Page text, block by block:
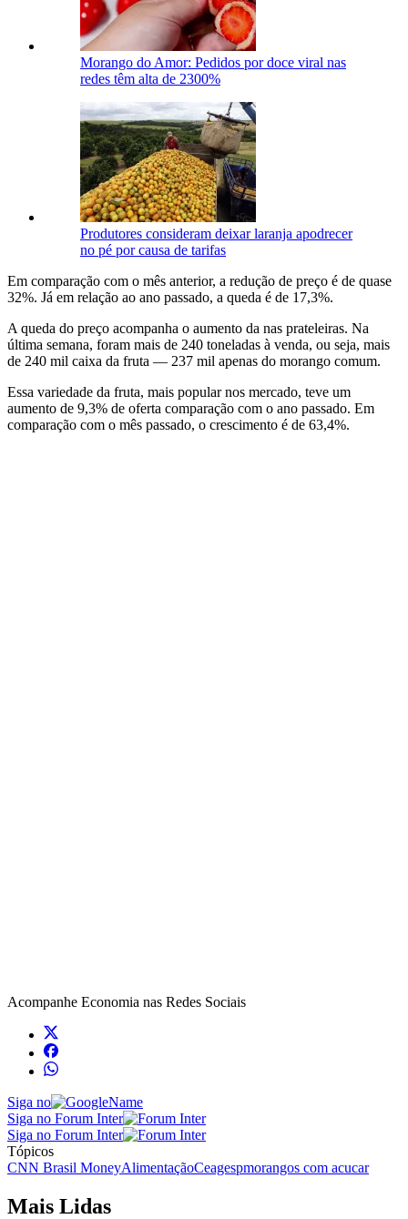
Morango do Amor: Pedidos por doce viral nas
redes têm alta de 2300%
Produtores consideram deixar laranja apodrecer
no pé por causa de tarifas
Em comparação com o mês anterior, a redução de preço é de quase
32%. Já em relação ao ano passado, a queda é de 17,3%.
A queda do preço acompanha o aumento da nas prateleiras. Na
última semana, foram mais de 240 toneladas à venda, ou seja, mais
de 240 mil caixa da fruta — 237 mil apenas do morango comum.
Essa variedade da fruta, mais popular nos mercado, teve um
aumento de 9,3% de oferta comparação com o ano passado. Em
comparação com o mês passado, o crescimento é de 63,4%.
Acompanhe Economia nas Redes Sociais
Siga no
Siga no Forum Inter
Siga no Forum Inter
Tópicos
CNN Brasil MoneyAlimentaçãoCeagespmorangos com acucar
Mais Lidas